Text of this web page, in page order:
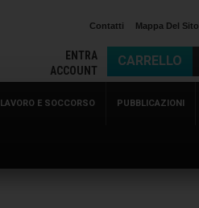
Contatti Mappa Del Sito
CARRELLO
ENTRA
ACCOUNT
LAVORO E SOCCORSO PUBBLICAZIONI